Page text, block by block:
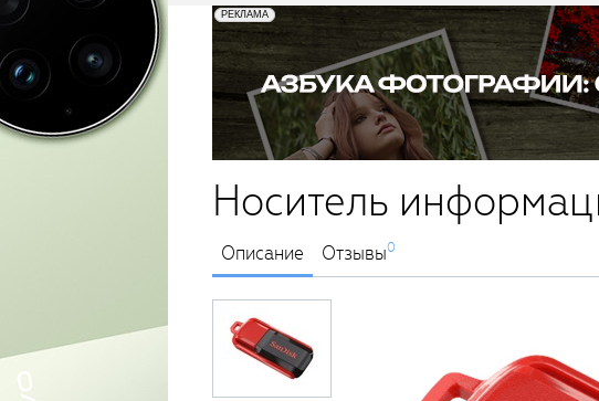
Носитель
Описание Отзывы0